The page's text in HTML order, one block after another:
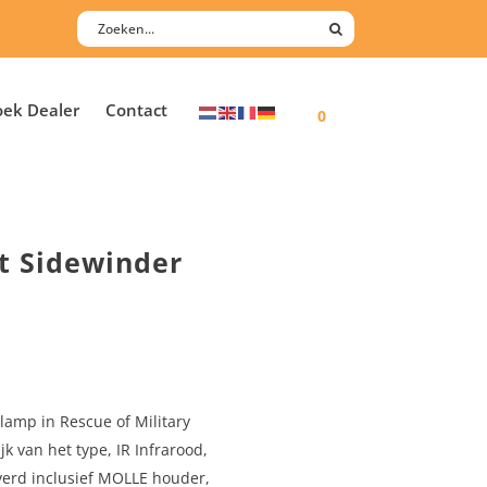
0
Dealer Contact
Sidewinder
in Rescue of Military
van het type, IR Infrarood,
inclusief MOLLE houder,